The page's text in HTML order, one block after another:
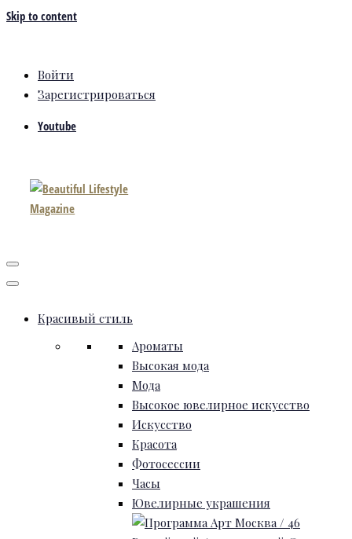
Skip to content
Войти
Зарегистрироваться
Youtube
Красивый стиль
Ароматы
Высокая мода
Мода
Высокое ювелирное искусство
Искусство
Красота
Фотосессии
Часы
Ювелирные украшения